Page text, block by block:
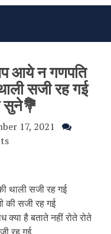
आये न गणपति
सजी रह गई
सुने💐
17, 2021
थाली सजी रह गई
की सजी रह गई
क्या है बताते नहीं रोते रोते